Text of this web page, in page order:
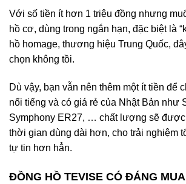
Với số tiền ít hơn 1 triệu đồng nhưng
hồ cơ, dùng trong ngắn hạn, đặc biệt là
hồ homage, thương hiệu Trung Quốc,
chọn không tồi.
Dù vậy, bạn vẫn nên thêm một ít tiền để
nổi tiếng và có giá rẻ của Nhật Bản như
Symphony ER27, … chất lượng sẽ
thời gian dùng dài hơn, cho trải nghiệm
tự tin hơn hẳn.
ĐỒNG HỒ TEVISE CÓ ĐÁNG